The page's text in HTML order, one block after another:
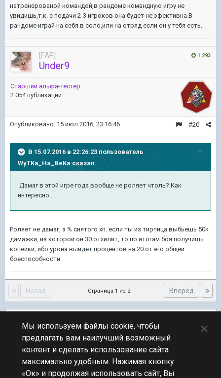
натренерованой командой,в рандоме командную игру не
увидишь,т.к. с подачи 2-3 игроков она будет не эфективна.В
рандоме играй на себя в соло,или на отряд если он у тебя есть.
1 293
[FAP]
Under9
Старший альфа-тестер
2 054 публикации
#20
Опубликовано: 15 июл 2016, 23:16:46
В 15.07.2016 в 22:26:23 пользователь
WyTKa_Ha_BeKa сказал:
Дамаг в этой игре года вообще не роляет чтоль? Как
интересно...
Роляет не дамаг, а % снятого хп. если ты из тирпица выбьешь 50к
дамажки, из которой он 30 отхилит, то по итогам боя получишь
копейки, ибо урона выйдет процентов на 20 от его общей
боеспособности.
Назад Вперёд
Страница 1 из 2
ПЕРЕЙТИ К СПИСКУ ТЕМ
Флудилка
Мы используем файлы cookie, чтобы
предлагать вам наилучший возможный
контент и сделать использование сайта
максимально удобным. Нажимая кнопку
«Ок» и продолжая использовать сайт, Вы
×